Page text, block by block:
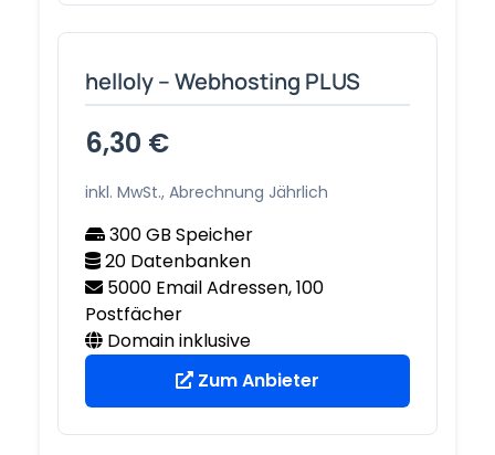
helloly – Webhosting PLUS
6,30 €
inkl. MwSt., Abrechnung Jährlich
300 GB Speicher
20 Datenbanken
5000 Email Adressen, 100
Postfächer
Domain inklusive
Zum Anbieter